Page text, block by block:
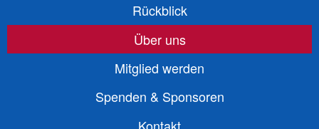
Rückblick
Über uns
Mitglied werden
Spenden & Sponsoren